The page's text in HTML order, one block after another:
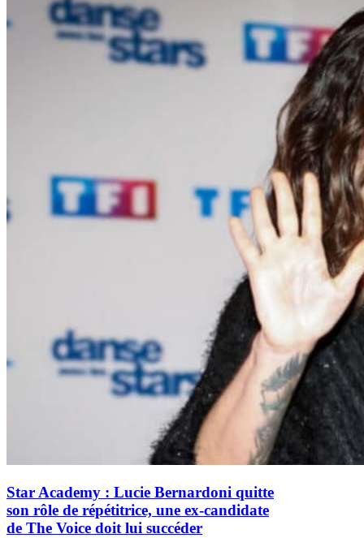
Star Academy : Lucie Bernardoni quitte
son rôle de répétitrice, une ex-candidate
de The Voice doit lui succéder